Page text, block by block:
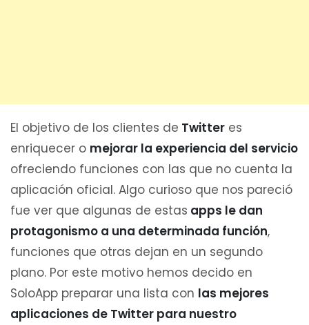
El objetivo de los clientes de Twitter es
enriquecer o mejorar la experiencia del servicio
ofreciendo funciones con las que no cuenta la
aplicación oficial. Algo curioso que nos pareció
fue ver que algunas de estas apps le dan
protagonismo a una determinada función,
funciones que otras dejan en un segundo
plano. Por este motivo hemos decido en
SoloApp preparar una lista con las mejores
aplicaciones de Twitter para nuestro